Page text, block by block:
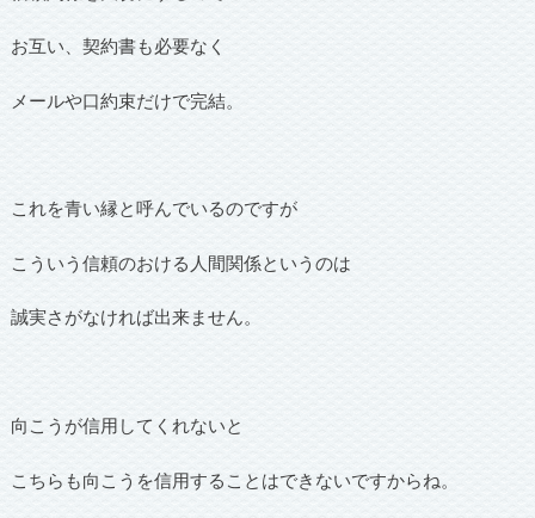
お互い、契約書も必要なく
メールや口約束だけで完結。
これを青い縁と呼んでいるのですが
こういう信頼のおける人間関係というのは
誠実さがなければ出来ません。
向こうが信用してくれないと
こちらも向こうを信用することはできないですからね。